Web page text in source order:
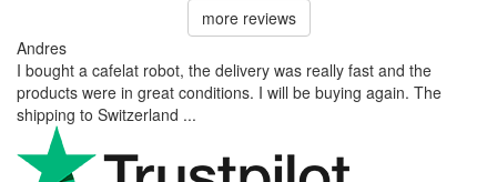
more reviews
Andres
I bought a cafelat robot, the delivery was really fast and the
products were in great conditions. I will be buying again. The
shipping to Switzerland ...